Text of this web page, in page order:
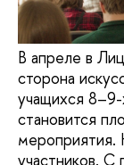
В апреле в
сторона
учащихся
становится
мероприятия.
участников.